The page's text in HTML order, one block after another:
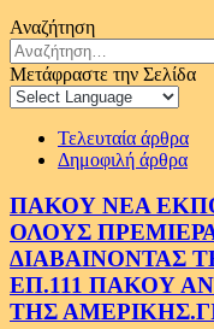
Αναζήτηση
Αναζήτηση
για:
Μετάφραστε την Σελίδα
Τελευταία άρθρα
Δημοφιλή άρθρα
ΠΑΚΟΥ ΝΕΑ
ΟΛΟΥΣ
ΔΙΑΒΑΙΝΟΝΤΑΣ
ΕΠ.111 ΠΑΚΟΥ
ΤΗΣ